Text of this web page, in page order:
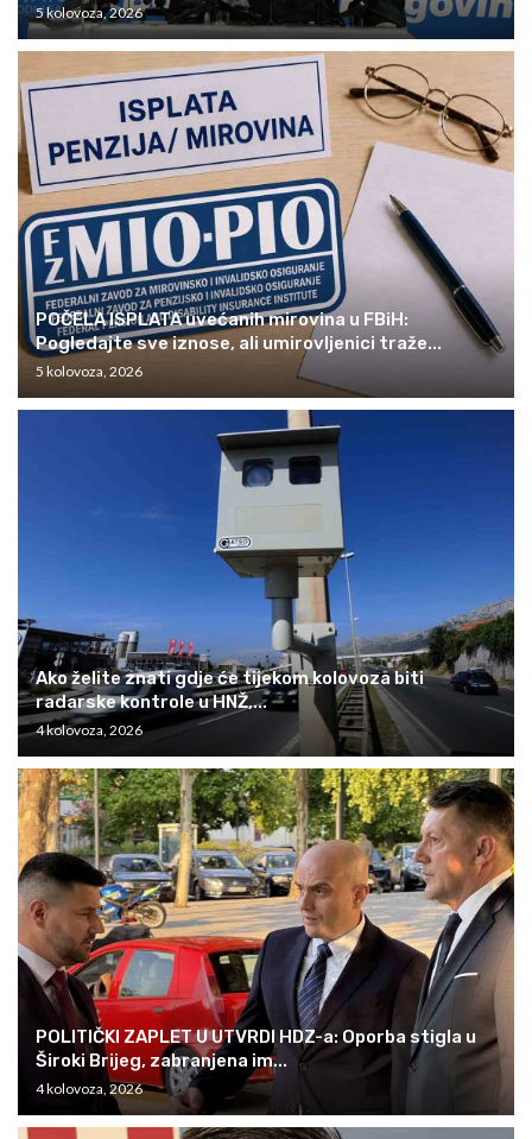
5 kolovoza, 2026
POČELA ISPLATA uvećanih mirovina u FBiH:
Pogledajte sve iznose, ali umirovljenici traže...
5 kolovoza, 2026
Ako želite znati gdje će tijekom kolovoza biti
radarske kontrole u HNŽ,...
4 kolovoza, 2026
POLITIČKI ZAPLET U UTVRDI HDZ-a: Oporba stigla u
Široki Brijeg, zabranjena im...
4 kolovoza, 2026